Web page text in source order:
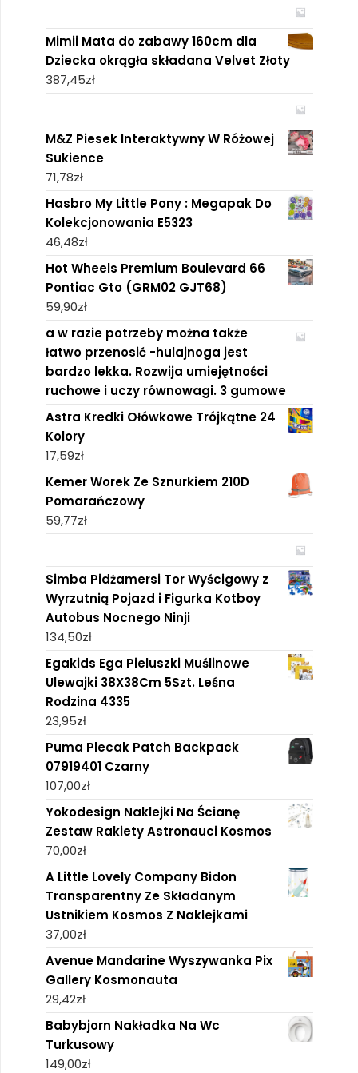
Mimii Mata do zabawy 160cm dla
Dziecka okrągła składana Velvet Złoty
387,45zł
M&Z Piesek Interaktywny W Różowej
Sukience
71,78zł
Hasbro My Little Pony : Megapak Do
Kolekcjonowania E5323
46,48zł
Hot Wheels Premium Boulevard 66
Pontiac Gto (GRM02 GJT68)
59,90zł
a w razie potrzeby można także
łatwo przenosić -hulajnoga jest
bardzo lekka. Rozwija umiejętności
ruchowe i uczy równowagi. 3 gumowe
Astra Kredki Ołówkowe Trójkątne 24
Kolory
17,59zł
Kemer Worek Ze Sznurkiem 210D
Pomarańczowy
59,77zł
Simba Pidżamersi Tor Wyścigowy z
Wyrzutnią Pojazd i Figurka Kotboy
Autobus Nocnego Ninji
134,50zł
Egakids Ega Pieluszki Muślinowe
Ulewajki 38X38Cm 5Szt. Leśna
Rodzina 4335
23,95zł
Puma Plecak Patch Backpack
07919401 Czarny
107,00zł
Yokodesign Naklejki Na Ścianę
Zestaw Rakiety Astronauci Kosmos
70,00zł
A Little Lovely Company Bidon
Transparentny Ze Składanym
Ustnikiem Kosmos Z Naklejkami
37,00zł
Avenue Mandarine Wyszywanka Pix
Gallery Kosmonauta
29,42zł
Babybjorn Nakładka Na Wc
Turkusowy
149,00zł